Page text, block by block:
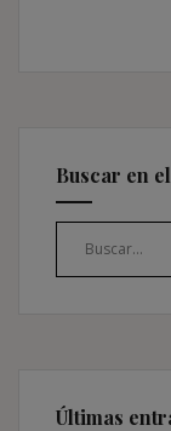
Buscar en
Últimas